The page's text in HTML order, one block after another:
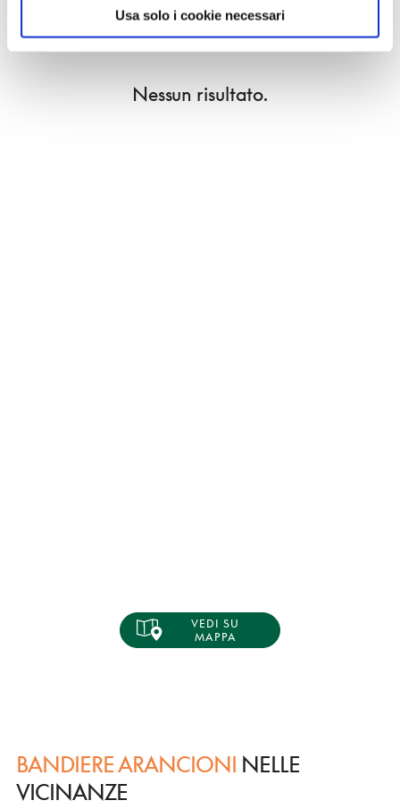
Usa solo i cookie necessari
0 RISULTATI MOSTRA SOLO CONVENZIONATI
Nessun risultato.
VEDI SU
MAPPA
BANDIERE ARANCIONI NELLE
VICINANZE